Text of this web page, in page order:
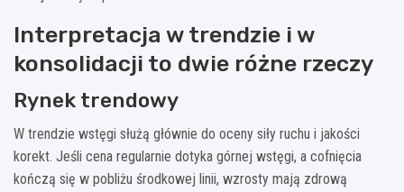
Interpretacja w trendzie i w
konsolidacji to dwie różne rzeczy
Rynek trendowy
W trendzie wstęgi służą głównie do oceny siły ruchu i jakości
korekt. Jeśli cena regularnie dotyka górnej wstęgi, a cofnięcia
kończą się w pobliżu środkowej linii, wzrosty mają zdrową